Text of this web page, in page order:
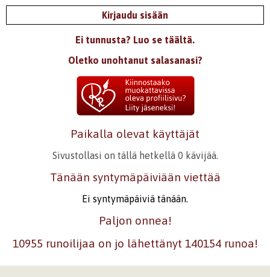
Kirjaudu sisään
Ei tunnusta? Luo se täältä.
Oletko unohtanut salasanasi?
Paikalla olevat käyttäjät
Sivustollasi on tällä hetkellä 0 kävijää.
Tänään syntymäpäiviään viettää
Ei syntymäpäiviä tänään.
Paljon onnea!
10955 runoilijaa on jo lähettänyt 140154 runoa!